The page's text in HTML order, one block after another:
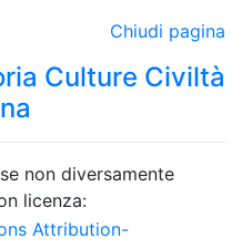
Chiudi pagina
Culture Civiltà
non diversamente
licenza:
Attribution-